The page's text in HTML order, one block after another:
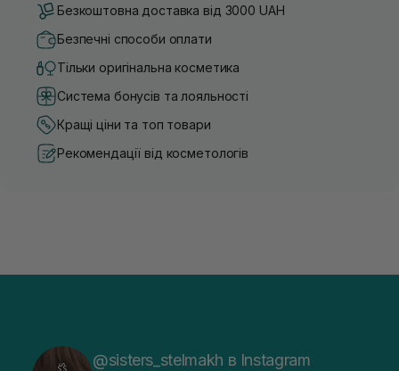
Безкоштовна доставка від 3000 UAH
Безпечні способи оплати
Тільки оригінальна косметика
Система бонусів та лояльності
Кращі ціни та топ товари
Рекомендації від косметологів
@sisters_stelmakh в Instagram